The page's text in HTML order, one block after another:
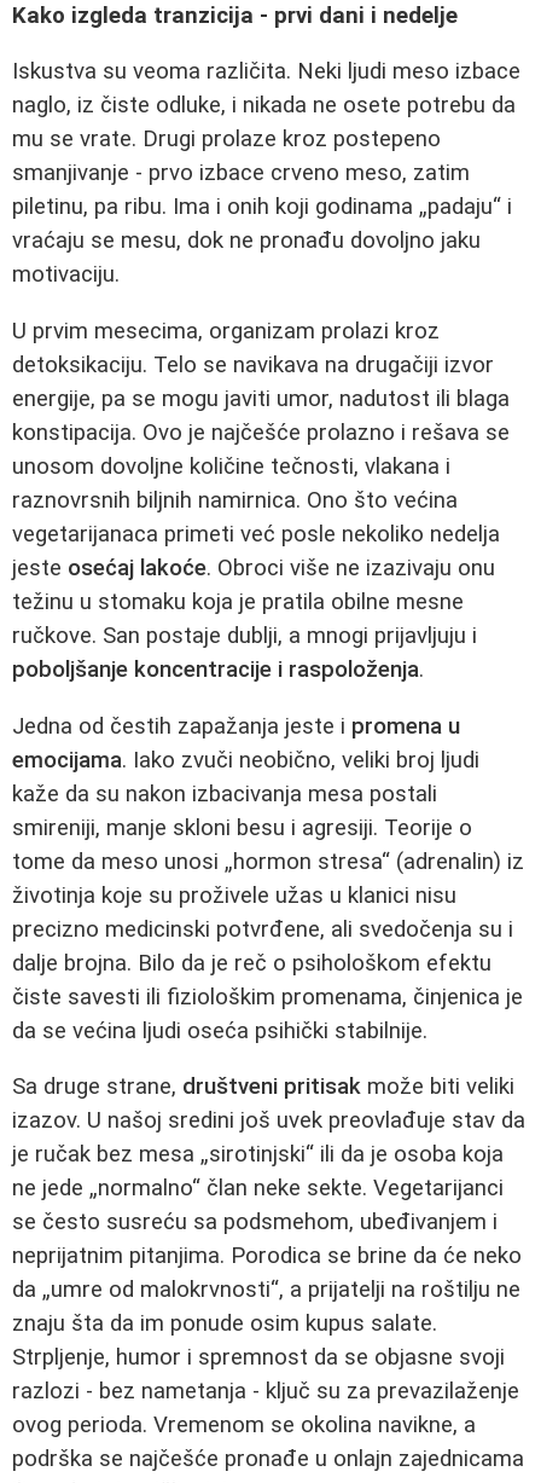
Kako izgleda tranzicija - prvi dani i nedelje
Iskustva su veoma različita. Neki ljudi meso izbace
naglo, iz čiste odluke, i nikada ne osete potrebu da
mu se vrate. Drugi prolaze kroz postepeno
smanjivanje - prvo izbace crveno meso, zatim
piletinu, pa ribu. Ima i onih koji godinama „padaju“ i
vraćaju se mesu, dok ne pronađu dovoljno jaku
motivaciju.
U prvim mesecima, organizam prolazi kroz
detoksikaciju. Telo se navikava na drugačiji izvor
energije, pa se mogu javiti umor, nadutost ili blaga
konstipacija. Ovo je najčešće prolazno i rešava se
unosom dovoljne količine tečnosti, vlakana i
raznovrsnih biljnih namirnica. Ono što većina
vegetarijanaca primeti već posle nekoliko nedelja
jeste osećaj lakoće. Obroci više ne izazivaju onu
težinu u stomaku koja je pratila obilne mesne
ručkove. San postaje dublji, a mnogi prijavljuju i
poboljšanje koncentracije i raspoloženja.
Jedna od čestih zapažanja jeste i promena u
emocijama. Iako zvuči neobično, veliki broj ljudi
kaže da su nakon izbacivanja mesa postali
smireniji, manje skloni besu i agresiji. Teorije o
tome da meso unosi „hormon stresa“ (adrenalin) iz
životinja koje su proživele užas u klanici nisu
precizno medicinski potvrđene, ali svedočenja su i
dalje brojna. Bilo da je reč o psihološkom efektu
čiste savesti ili fiziološkim promenama, činjenica je
da se većina ljudi oseća psihički stabilnije.
Sa druge strane, društveni pritisak može biti veliki
izazov. U našoj sredini još uvek preovlađuje stav da
je ručak bez mesa „sirotinjski“ ili da je osoba koja
ne jede „normalno“ član neke sekte. Vegetarijanci
se često susreću sa podsmehom, ubeđivanjem i
neprijatnim pitanjima. Porodica se brine da će neko
da „umre od malokrvnosti“, a prijatelji na roštilju ne
znaju šta da im ponude osim kupus salate.
Strpljenje, humor i spremnost da se objasne svoji
razlozi - bez nametanja - ključ su za prevazilaženje
ovog perioda. Vremenom se okolina navikne, a
podrška se najčešće pronađe u onlajn zajednicama